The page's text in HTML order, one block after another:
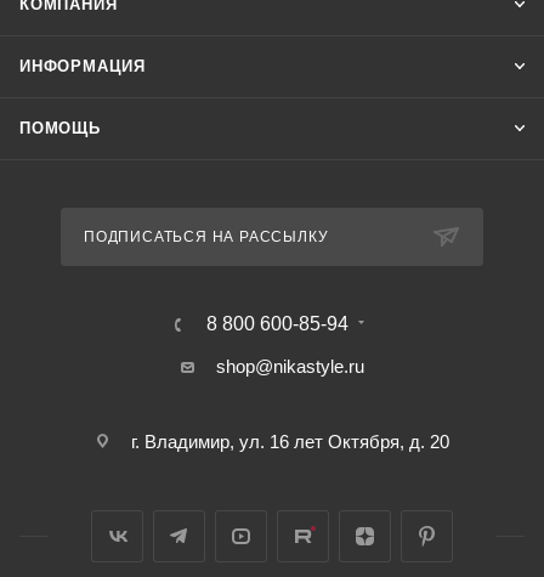
КОМПАНИЯ
ИНФОРМАЦИЯ
ПОМОЩЬ
ПОДПИСАТЬСЯ НА РАССЫЛКУ
8 800 600-85-94
shop@nikastyle.ru
г. Владимир, ул. 16 лет Октября, д. 20